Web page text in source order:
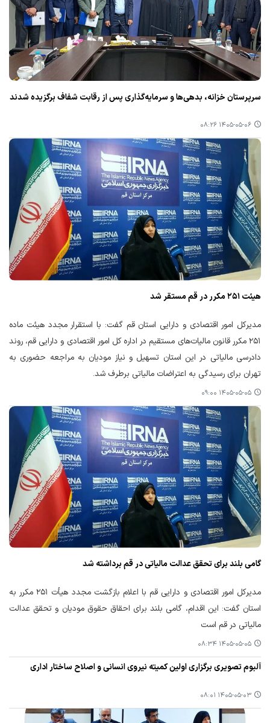
سرپرستان خزانه، بدهی‌ها و سرمایه‌گذاری پس از رقابت شفاف برگزیده شدند
۱۴۰۵-۰۵-۰۶ ۰۸:۲۶
هیئت ۲۵۱ مکرر در قم مستقر شد
مدیرکل امور اقتصادی و دارایی استان قم گفت: با استقرار مجدد هیئت ماده
۲۵۱ مکرر قانون مالیات‌های مستقیم در اداره کل امور اقتصادی و دارایی قم، روند
دادرسی مالیاتی در این استان تسهیل و نیاز مودیان به مراجعه حضوری به
تهران برای رسیدگی به اعتراضات مالیاتی برطرف شد.
۱۴۰۵-۰۵-۰۵ ۰۹:۰۰
گامی بلند برای تحقق عدالت مالیاتی در قم برداشته شد
مدیرکل امور اقتصادی و دارایی قم با اعلام بازگشت مجدد هیأت ۲۵۱ مکرر به
استان گفت: این اقدام، گامی بلند برای احقاق حقوق مودیان و تحقق عدالت
مالیاتی در قم است
۱۴۰۵-۰۵-۰۵ ۰۸:۳۴
آلبوم تصویری برگزاری اولین کمیته نیروی انسانی و اصلاح ساختار اداری
۱۴۰۵-۰۵-۰۳ ۰۸:۰۱